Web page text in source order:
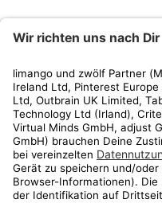
Kundenservice
Shop
Aktionen
Travel